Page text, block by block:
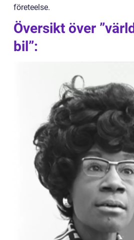
företeelse.
Översikt över
bil”: